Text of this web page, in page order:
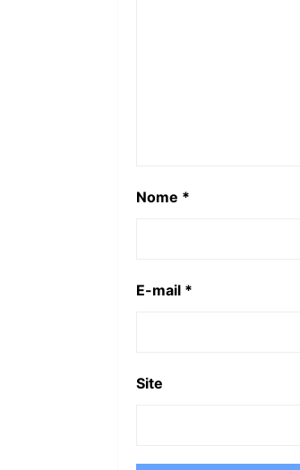
Nome *
E-mail *
Site